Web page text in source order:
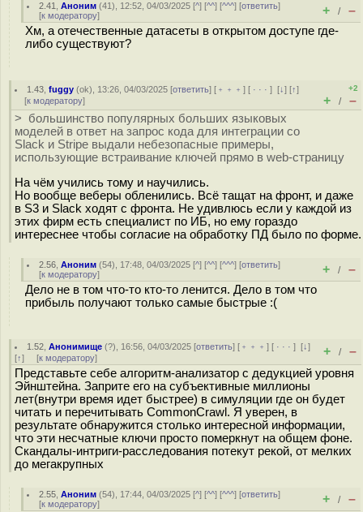
2.41 ,Аноним (41), 12:52, 04/03/2025 [^] [^^] [^^^] [ответить]
[к модератору] + / –
Хм, а отечественные датасеты в открытом доступе где-
либо существуют?
1.43 ,fuggy (ok), 13:26, 04/03/2025 [ответить] [ ﹢﹢﹢] [ · · ·][↓] [↑]
[к модератору]
+2
+ / –
> большинство популярных больших языковых
моделей в ответ на запрос кода для интеграции со
Slack и Stripe выдали небезопасные примеры,
использующие встраивание ключей прямо в web-страницу
На чём учились тому и научились.
Но вообще веберы обленились. Всё тащат на фронт, и даже
в S3 и Slack ходят с фронта. Не удивлюсь если у каждой из
этих фирм есть специалист по ИБ, но ему гораздо
интереснее чтобы согласие на обработку ПД было по форме.
2.56 ,Аноним (54), 17:48, 04/03/2025 [^] [^^] [^^^] [ответить]
[к модератору] + / –
Дело не в том что-то кто-то ленится. Дело в том что
прибыль получают только самые быстрые :(
1.52 ,Анонимище (?), 16:56, 04/03/2025 [ответить] [ ﹢﹢﹢] [ · · ·][↓]
[↑] [к модератору] + / –
Представьте себе алгоритм-анализатор с дедукцией уровня
Эйнштейна. Заприте его на субъективные миллионы
лет(внутри время идет быстрее) в симуляции где он будет
читать и перечитывать CommonCrawl. Я уверен, в
результате обнаружится столько интересной информации,
что эти несчатные ключи просто померкнут на общем фоне.
Скандалы-интриги-расследования потекут рекой, от мелких
до мегакрупных
2.55 ,Аноним (54), 17:44, 04/03/2025 [^] [^^] [^^^] [ответить]
[к модератору] + / –